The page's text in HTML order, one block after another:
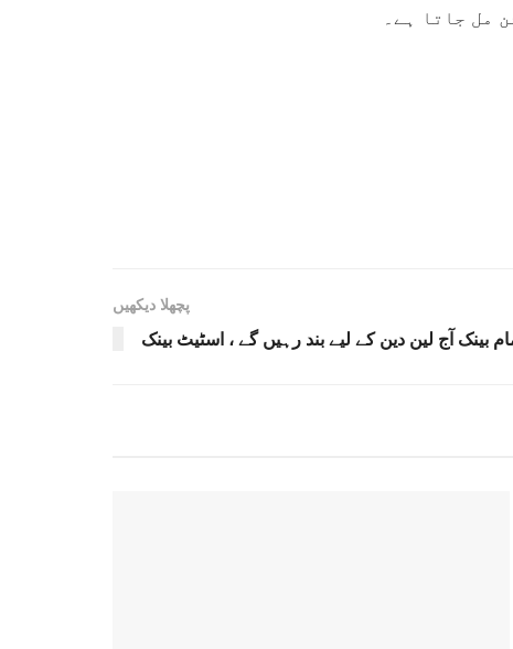
مل جاتا ہے۔
پچھلا دیکھیں
بینک آج لین دین کے لیے بند رہیں گے ، اسٹیٹ بینک